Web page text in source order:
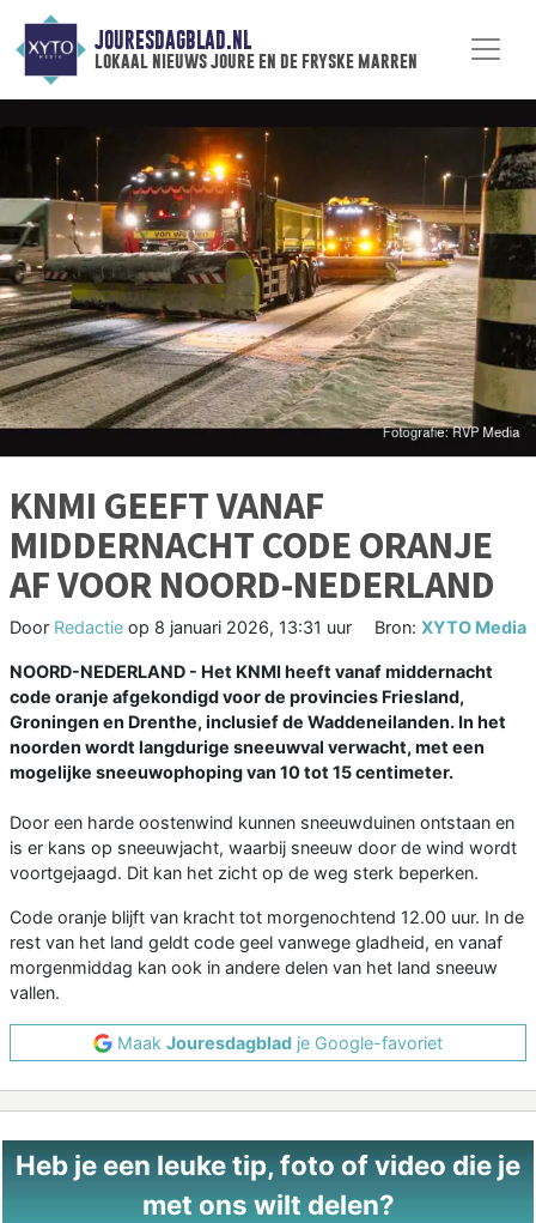
JOURESDAGBLAD.NL
lokaal nieuws joure en de fryske marren
KNMI GEEFT VANAF
MIDDERNACHT CODE ORANJE
AF VOOR NOORD-NEDERLAND
Door Redactie op 8 januari 2026, 13:31 uur Bron: XYTO Media
NOORD-NEDERLAND - Het KNMI heeft vanaf middernacht
code oranje afgekondigd voor de provincies Friesland,
Groningen en Drenthe, inclusief de Waddeneilanden. In het
noorden wordt langdurige sneeuwval verwacht, met een
mogelijke sneeuwophoping van 10 tot 15 centimeter.
Door een harde oostenwind kunnen sneeuwduinen ontstaan en
is er kans op sneeuwjacht, waarbij sneeuw door de wind wordt
voortgejaagd. Dit kan het zicht op de weg sterk beperken.
Code oranje blijft van kracht tot morgenochtend 12.00 uur. In de
rest van het land geldt code geel vanwege gladheid, en vanaf
morgenmiddag kan ook in andere delen van het land sneeuw
vallen.
Maak Jouresdagblad je Google-favoriet
Heb je een leuke tip, foto of video die je
met ons wilt delen?